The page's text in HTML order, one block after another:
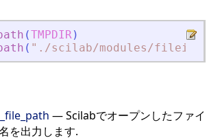
(TMPDIR)
( " ./scilab/modules/fileio
— Scilabでオープンしたファイ
を出力します.